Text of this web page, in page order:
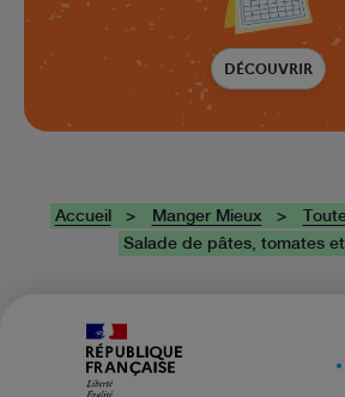
DÉCOUVRIR
Accueil Manger Mieux
Salade de pâtes, tomates